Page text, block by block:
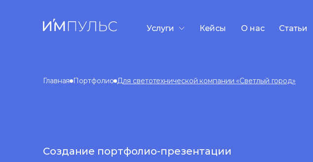
Услуги Кейсы О нас Статьи
Главная Портфолио Для светотехнической компании «Светлый город»
Создание портфолио-презентации